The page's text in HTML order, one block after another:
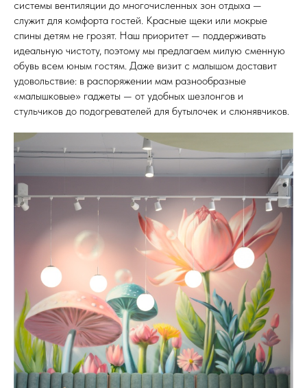
системы вентиляции до многочисленных зон отдыха —
служит для комфорта гостей. Красные щеки или мокрые
спины детям не грозят. Наш приоритет — поддерживать
идеальную чистоту, поэтому мы предлагаем милую сменную
обувь всем юным гостям. Даже визит с малышом доставит
удовольствие: в распоряжении мам разнообразные
«малышковые» гаджеты — от удобных шезлонгов и
стульчиков до подогревателей для бутылочек и слюнявчиков.